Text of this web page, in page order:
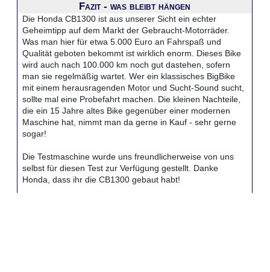
Fazit - was bleibt hängen
Die Honda CB1300 ist aus unserer Sicht ein echter
Geheimtipp auf dem Markt der Gebraucht-Motorräder.
Was man hier für etwa 5.000 Euro an Fahrspaß und
Qualität geboten bekommt ist wirklich enorm. Dieses Bike
wird auch nach 100.000 km noch gut dastehen, sofern
man sie regelmäßig wartet. Wer ein klassisches BigBike
mit einem herausragenden Motor und Sucht-Sound sucht,
sollte mal eine Probefahrt machen. Die kleinen Nachteile,
die ein 15 Jahre altes Bike gegenüber einer modernen
Maschine hat, nimmt man da gerne in Kauf - sehr gerne
sogar!
Die Testmaschine wurde uns freundlicherweise von uns
selbst für diesen Test zur Verfügung gestellt. Danke
Honda, dass ihr die CB1300 gebaut habt!